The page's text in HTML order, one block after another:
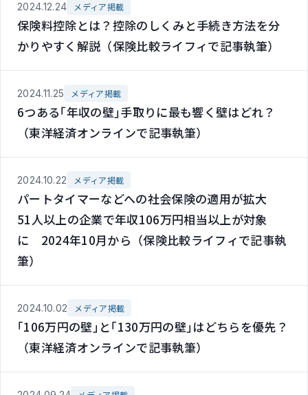
2024.12.24 メディア掲載
保険料控除とは？控除のしくみと手続き方法を分
かりやすく解説（保険比較ライフィで記事執筆）
2024.11.25 メディア掲載
6つある｢年収の壁｣手取りに最も響く壁はどれ？
（東洋経済オンラインで記事執筆）
2024.10.22 メディア掲載
パートタイマーなどへの社会保険の適用が拡大
51人以上の企業で年収106万円相当以上が対象
に 2024年10月から（保険比較ライフィで記事執
筆）
2024.10.02 メディア掲載
｢106万円の壁｣と｢130万円の壁｣はどちらを優先？
（東洋経済オンラインで記事執筆）